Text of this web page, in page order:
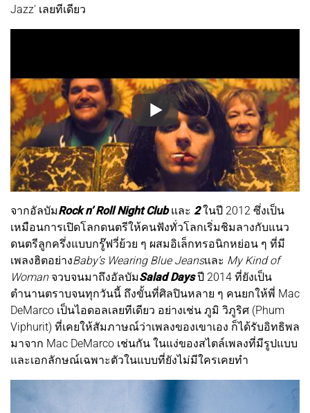
Jazz' เลยทีเดียว
จากอัลบัมRock n’ Roll Night Clubและ 2 ในปี 2012 ซึ่งเป็น
เหมือนการเปิดโลกดนตรีให้คนฟังทั่วโลกเริ่มชิมลางกับแนว
ดนตรีลูกครึ่งแบบกรู๊ฟวี่ย้วย ๆ ผสมอิเล็กทรอนิกหย่อน ๆ ที่มี
เพลงฮิตอย่างBaby’s Wearing Blue Jeansและ My Kind of
WomanจวบจนมาถึงอัลบัมSalad Daysปี 2014 ที่ยังเป็น
ตำนานตราบจนทุกวันนี้ ถึงขั้นที่ศิลปินหลาย ๆ คนยกให้พี่ Mac
DeMarco เป็นไอดอลเลยทีเดียว อย่างเช่น ภูมิ วิภูริศ (Phum
Viphurit) ที่เคยให้สัมภาษณ์ว่าเพลงของเขาเอง ก็ได้รับอิทธิพล
มาจาก Mac DeMarco เช่นกัน ในแง่ของสไตล์เพลงที่มีรูปแบบ
และเอกลักษณ์เฉพาะตัวในแบบที่ยังไม่มีใครเคยทำ